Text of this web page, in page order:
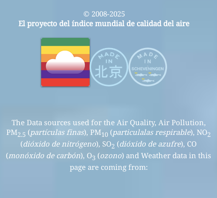
© 2008-2025
El proyecto del índice mundial de calidad del aire
The Data sources used for the Air Quality, Air Pollution,
PM2.5 (partículas finas), PM10 (particulalas respirable), NO2
(dióxido de nitrógeno), SO2 (dióxido de azufre), CO
(monóxido de carbón), O3 (ozono) and Weather data in this
page are coming from: